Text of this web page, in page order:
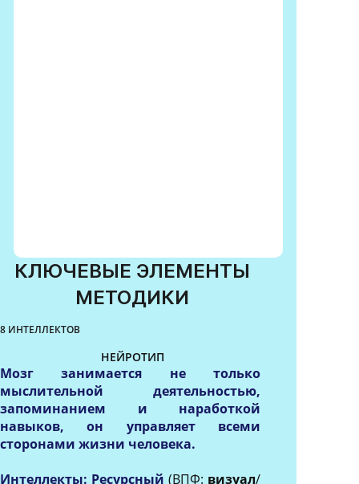
КЛЮЧЕВЫЕ ЭЛЕМЕНТЫ
МЕТОДИКИ
8 ИНТЕЛЛЕКТОВ
НЕЙРОТИП
Мозг занимается не только
мыслительной деятельностью,
запоминанием и наработкой
навыков, он управляет всеми
сторонами жизни человека.
Интеллекты: Ресурсный (ВПФ:визуал